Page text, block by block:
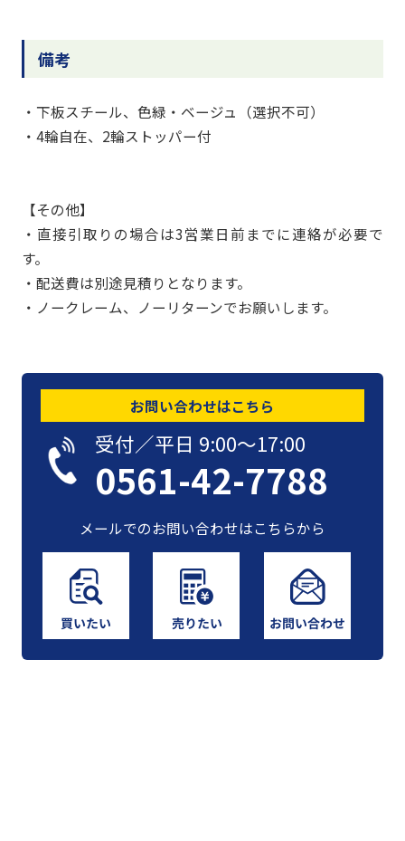
備考
・下板スチール、色緑・ベージュ（選択不可）
・4輪自在、2輪ストッパー付
【その他】
・直接引取りの場合は3営業日前までに連絡が必要で
す。
・配送費は別途見積りとなります。
・ノークレーム、ノーリターンでお願いします。
お問い合わせはこちら
受付／平日 9:00〜17:00
0561-42-7788
メールでのお問い合わせはこちらから